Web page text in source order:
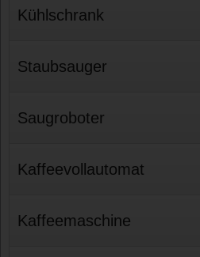
Kühlschrank
Staubsauger
Saugroboter
Kaffeevollautomat
Kaffeemaschine